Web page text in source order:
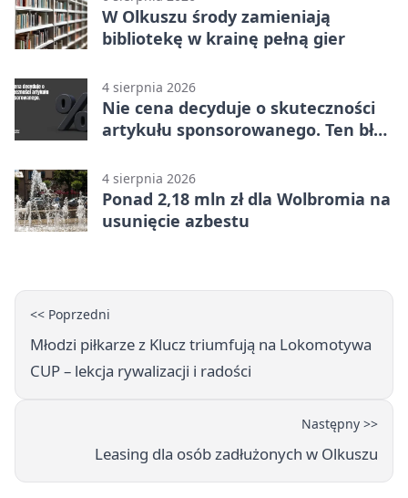
W Olkuszu środy zamieniają
bibliotekę w krainę pełną gier
4 sierpnia 2026
Nie cena decyduje o skuteczności
artykułu sponsorowanego. Ten błąd
4 sierpnia 2026
Ponad 2,18 mln zł dla Wolbromia na
usunięcie azbestu
<< Poprzedni
Młodzi piłkarze z Klucz triumfują na Lokomotywa
CUP – lekcja rywalizacji i radości
Następny >>
Leasing dla osób zadłużonych w Olkuszu